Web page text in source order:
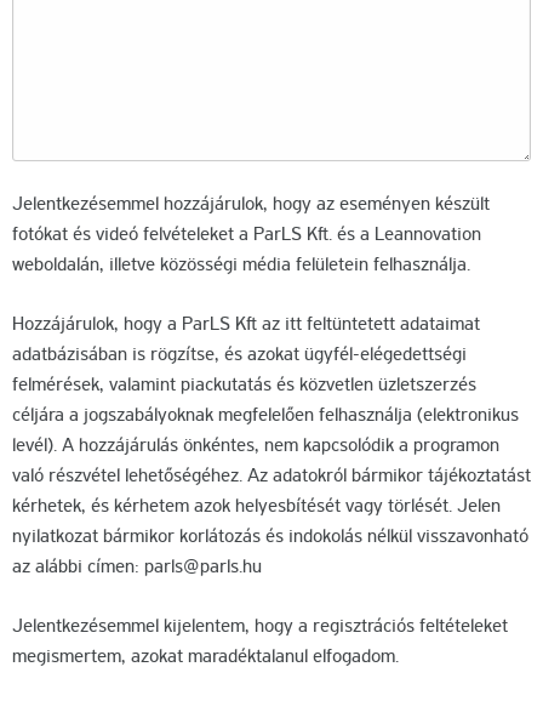
Jelentkezésemmel hozzájárulok, hogy az eseményen készült
fotókat és videó felvételeket a ParLS Kft. és a Leannovation
weboldalán, illetve közösségi média felületein felhasználja.
Hozzájárulok, hogy a ParLS Kft az itt feltüntetett adataimat
adatbázisában is rögzítse, és azokat ügyfél-elégedettségi
felmérések, valamint piackutatás és közvetlen üzletszerzés
céljára a jogszabályoknak megfelelően felhasználja (elektronikus
levél). A hozzájárulás önkéntes, nem kapcsolódik a programon
való részvétel lehetőségéhez. Az adatokról bármikor tájékoztatást
kérhetek, és kérhetem azok helyesbítését vagy törlését. Jelen
nyilatkozat bármikor korlátozás és indokolás nélkül visszavonható
az alábbi címen: parls@parls.hu
Jelentkezésemmel kijelentem, hogy a regisztrációs feltételeket
megismertem, azokat maradéktalanul elfogadom.